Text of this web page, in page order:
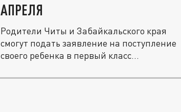
АПРЕЛЯ
Родители Читы и Забайкальского края
смогут подать заявление на поступление
своего ребенка в первый класс...